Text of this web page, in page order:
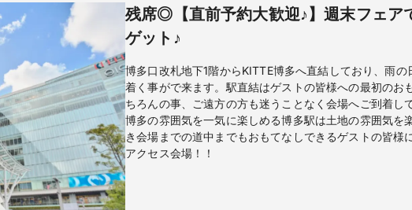
残席◎【直前予約大歓迎♪】週末フェア
ゲット♪
博多口改札地下1階からKITTE博多へ直結しており、雨の
着く事がで来ます。駅直結はゲストの皆様への最初のお
ちろんの事、ご遠方の方も迷うことなく会場へご到着し
博多の雰囲気を一気に楽しめる博多駅は土地の雰囲気を
き会場までの道中までもおもてなしできるゲストの皆様
アクセス会場！！